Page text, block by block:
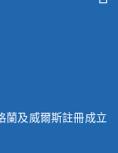
蘭及威爾斯註冊成立